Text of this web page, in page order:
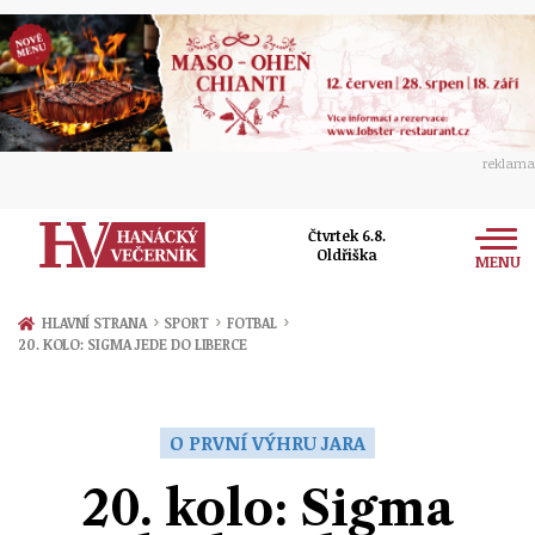
reklama
Čtvrtek 6.8.
Oldřiška
MENU
Zprávy
Přerov
Ekonomika
Sport
HLAVNÍ STRANA › SPORT › FOTBAL ›
20. KOLO: SIGMA JEDE DO LIBERCE
O PRVNÍ VÝHRU JARA
20. kolo: Sigma